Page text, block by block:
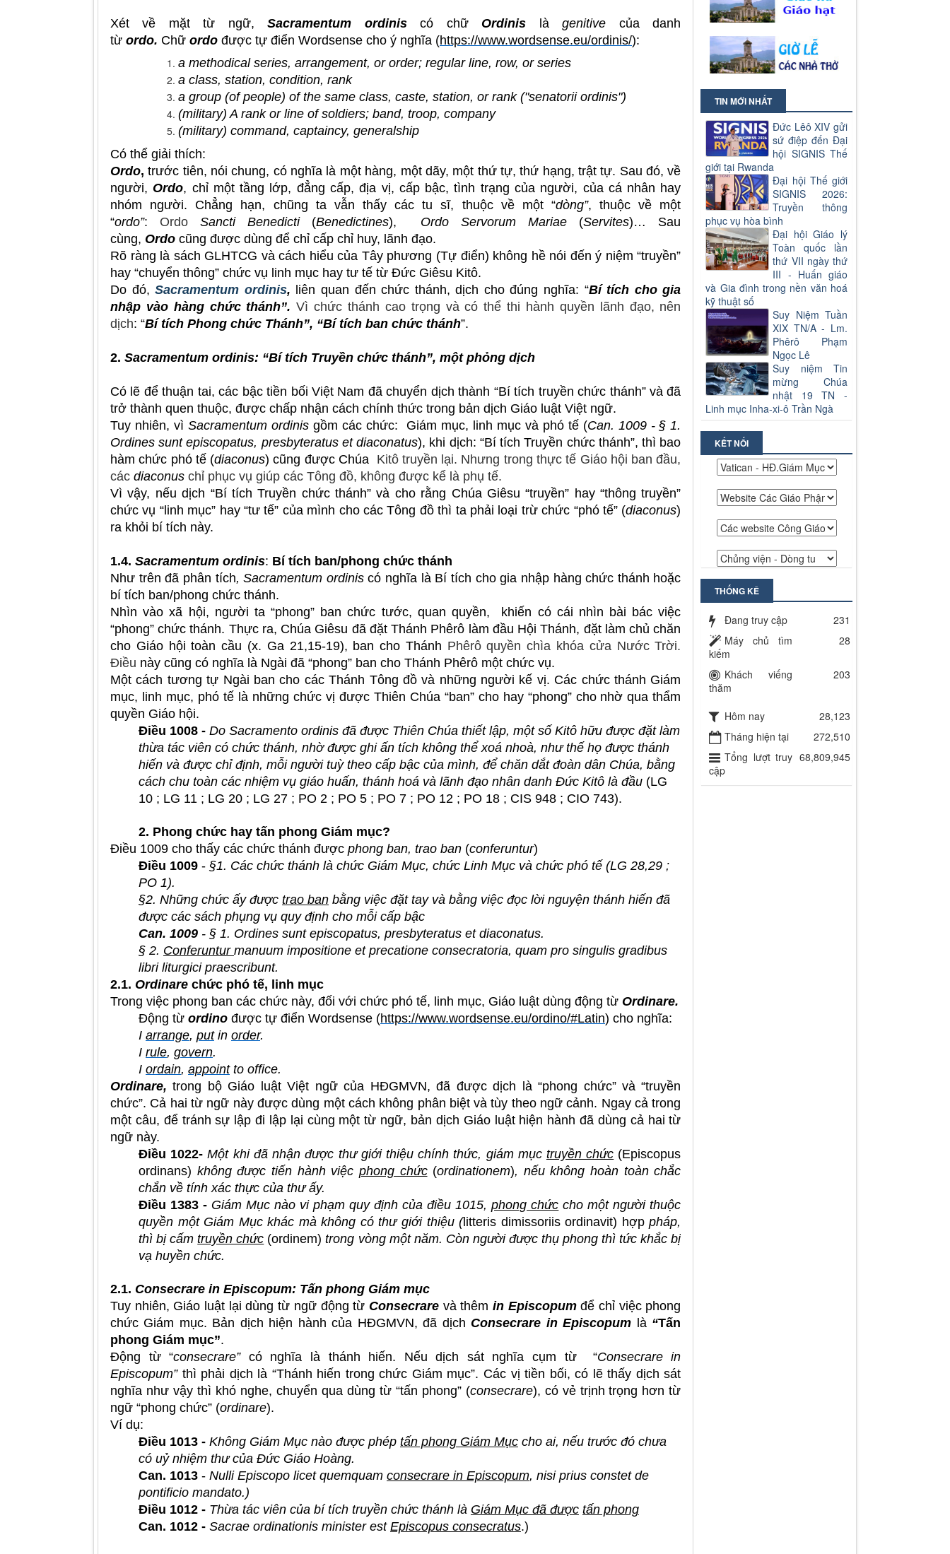
Xét về mặt từ ngữ,Sacramentum ordiniscó chữ Ordinis làgenitive của danh
từ ordo. Chữ ordo được tự điển Wordsense cho ý nghĩa (https://www.wordsense.eu/ordinis/):
a methodical series, arrangement, or order; regular line, row, or series
a class, station, condition, rank
a group (of people) of the same class, caste, station, or rank ("senatorii ordinis")
(military) A rank or line of soldiers; band, troop, company
(military) command, captaincy, generalship
Có thể giải thích:
Ordo,trước tiên, nói chung, có nghĩa là một hàng, một dãy, một thứ tự, thứ hạng, trật tự. Sau đó, về
người, Ordo, chỉ một tầng lớp, đẳng cấp, địa vị, cấp bậc, tình trạng của người, của cá nhân hay
nhóm người. Chẳng hạn, chũng ta vẫn thấy các tu sĩ, thuộc về một “dòng”, thuộc về một
“ordo”: Ordo Sancti Benedicti(Benedictines), Ordo Servorum Mariae (Servites)… Sau
cùng, Ordo cũng được dùng để chỉ cấp chỉ huy, lãnh đạo.
Rõ ràng là sách GLHTCG và cách hiểu của Tây phương (Tự điển) không hề nói đến ý niệm “truyền”
hay “chuyển thông” chức vụ linh mục hay tư tế từ Đức Giêsu Kitô.
Do đó,Sacramentum ordinis, liên quan đến chức thánh, dịch cho đúng nghĩa: “Bí tích cho gia
nhập vào hàng chức thánh”.Vì chức thánh cao trọng và có thể thi hành quyền lãnh đạo, nên
dịch: “Bí tích Phong chức Thánh”, “Bí tích ban chức thánh”.
2. Sacramentum ordinis: “Bí tích Truyền chức thánh”, một phỏng dịch
Có lẽ để thuận tai, các bậc tiền bối Việt Nam đã chuyển dịch thành “Bí tích truyền chức thánh” và đã
trở thành quen thuộc, được chấp nhận cách chính thức trong bản dịch Giáo luật Việt ngữ.
Tuy nhiên, vì Sacramentum ordinisgồm các chức: Giám mục, linh mục và phó tế (Can. 1009 - § 1.
Ordines sunt episcopatus, presbyteratus et diaconatus), khi dịch: “Bí tích Truyền chức thánh”, thì bao
hàm chức phó tế (diaconus) cũng được Chúa Kitô truyền lại. Nhưng trong thực tế Giáo hội ban đầu,
các diaconus chỉ phục vụ giúp các Tông đồ, không được kể là phụ tế.
Vì vậy, nếu dịch “Bí tích Truyền chức thánh” và cho rằng Chúa Giêsu “truyền” hay “thông truyền”
chức vụ “linh mục” hay “tư tế” của mình cho các Tông đồ thì ta phải loại trừ chức “phó tế” (diaconus)
ra khỏi bí tích này.
1.4. Sacramentum ordinis: Bí tích ban/phong chức thánh
Như trên đã phân tích, Sacramentum ordiniscó nghĩa là Bí tích cho gia nhập hàng chức thánh hoặc
bí tích ban/phong chức thánh.
Nhìn vào xã hội, người ta “phong” ban chức tước, quan quyền, khiến có cái nhìn bài bác việc
“phong” chức thánh. Thực ra, Chúa Giêsu đã đặt Thánh Phêrô làm đầu Hội Thánh, đặt làm chủ chăn
cho Giáo hội toàn cầu (x. Ga 21,15-19), ban cho Thánh Phêrô quyền chìa khóa cửa Nước Trời.
Điều này cũng có nghĩa là Ngài đã “phong” ban cho Thánh Phêrô một chức vụ.
Một cách tương tự Ngài ban cho các Thánh Tông đồ và những người kế vị. Các chức thánh Giám
mục, linh mục, phó tế là những chức vị được Thiên Chúa “ban” cho hay “phong” cho nhờ qua thẩm
quyền Giáo hội.
Điều 1008 - Do Sacramento ordinis đã được Thiên Chúa thiết lập, một số Kitô hữu được đặt làm
thừa tác viên có chức thánh, nhờ được ghi ấn tích không thể xoá nhoà, như thế họ được thánh
hiến và được chỉ định, mỗi người tuỳ theo cấp bậc của mình, để chăn dắt đoàn dân Chúa, bằng
cách chu toàn các nhiệm vụ giáo huấn, thánh hoá và lãnh đạo nhân danh Đức Kitô là đầu (LG
10 ; LG 11 ; LG 20 ; LG 27 ; PO 2 ; PO 5 ; PO 7 ; PO 12 ; PO 18 ; CIS 948 ; CIO 743).
2. Phong chức hay tấn phong Giám mục?
Điều 1009 cho thấy các chức thánh được phong ban, trao ban (conferuntur)
Điều 1009 - §1. Các chức thánh là chức Giám Mục, chức Linh Mục và chức phó tế (LG 28,29 ;
PO 1).
§2. Những chức ấy được trao ban bằng việc đặt tay và bằng việc đọc lời nguyện thánh hiến đã
được các sách phụng vụ quy định cho mỗi cấp bậc
Can. 1009 - § 1. Ordines sunt episcopatus, presbyteratus et diaconatus.
§ 2. Conferuntur manuum impositione et precatione consecratoria, quam pro singulis gradibus
libri liturgici praescribunt.
2.1. Ordinare chức phó tế, linh mục
Trong việc phong ban các chức này, đối với chức phó tế, linh mục, Giáo luật dùng động từ Ordinare.
Động từ ordino được tự điển Wordsense (https://www.wordsense.eu/ordino/#Latin) cho nghĩa:
I arrange, putin order.
I rule, govern.
I ordain, appointto office.
Ordinare,trong bộ Giáo luật Việt ngữ của HĐGMVN, đã được dịch là “phong chức” và “truyền
chức”. Cả hai từ ngữ này được dùng một cách không phân biệt và tùy theo ngữ cảnh. Ngay cả trong
một câu, để tránh sự lập đi lập lại cùng một từ ngữ, bản dịch Giáo luật hiện hành đã dùng cả hai từ
ngữ này.
Điều 1022-Một khi đã nhận được thư giới thiệu chính thức, giám mục truyền chức (Episcopus
ordinans) không được tiến hành việc phong chức(ordinationem), nếu không hoàn toàn chắc
chắn về tính xác thực của thư ấy.
Điều 1383 - Giám Mục nào vi phạm quy định của điều 1015,phong chức cho một người thuộc
quyền một Giám Mục khác mà không có thư giới thiệu (litteris dimissoriis ordinavit) hợppháp,
thì bị cấmtruyền chức (ordinem)trong vòng một năm. Còn người được thụ phong thì tức khắc bị
vạ huyền chức.
2.1. Consecrare in Episcopum: Tấn phong Giám mục
Tuy nhiên, Giáo luật lại dùng từ ngữ động từ Consecrarevà thêm in Episcopumđể chỉ việc phong
chức Giám mục. Bản dịch hiện hành của HĐGMVN, đã dịch Consecrare in Episcopum là“Tấn
phong Giám mục”.
Động từ “consecrare”có nghĩa là thánh hiến. Nếu dịch sát nghĩa cụm từ “Consecrare in
Episcopum” thì phải dịch là “Thánh hiến trong chức Giám mục”. Các vị tiền bối, có lẽ thấy dịch sát
nghĩa như vậy thì khó nghe, chuyển qua dùng từ “tấn phong” (consecrare), có vẻ trịnh trọng hơn từ
ngữ “phong chức” (ordinare).
Ví dụ:
Điều 1013 - Không Giám Mục nào được phép tấn phong Giám Mục cho ai, nếu trước đó chưa
có uỷ nhiệm thư của Đức Giáo Hoàng.
Can. 1013 - Nulli Episcopo licet quemquam consecrare in Episcopum, nisi prius constet de
pontificio mandato.)
Điều 1012 - Thừa tác viên của bí tích truyền chức thánh là Giám Mục đã được tấn phong
Can. 1012 - Sacrae ordinationis minister est Episcopus consecratus.)
TIN MỚI NHẤT
Đức Lêô XIV gửi
sứ điệp đến Đại
hội SIGNIS Thế
giới tại Rwanda
Đại hội Thế giới
SIGNIS 2026:
Truyền thông
phục vụ hòa bình
Đại hội Giáo lý
Toàn quốc lần
thứ VII ngày thứ
III - Huấn giáo
và Gia đình trong nền văn hoá
kỹ thuật số
Suy Niệm Tuần
XIX TN/A - Lm.
Phêrô Phạm
Ngọc Lê
Suy niệm Tin
mừng Chúa
nhật 19 TN -
Linh mục Inha-xi-ô Trần Ngà
KẾT NỐI
THỐNG KÊ
Đang truy cập
231
Máy chủ tìm
kiếm
28
Khách viếng
thăm
203
Hôm nay
28,123
Tháng hiện tại
272,510
Tổng lượt truy
cập
68,809,945